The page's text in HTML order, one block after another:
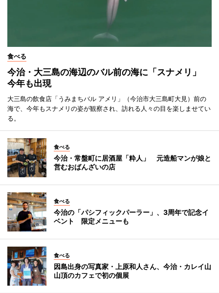
食べる
今治・大三島の海辺のバル前の海に「スナメリ」
今年も出現
大三島の飲食店「うみまちバル アメリ」（今治市大三島町大見）前の
海で、今年もスナメリの姿が観察され、訪れる人々の目を楽しませてい
る。
食べる
今治・常盤町に居酒屋「粋人」 元造船マンが娘と
営むおばんざいの店
食べる
今治の「パシフィックパーラー」、3周年で記念イ
ベント 限定メニューも
食べる
因島出身の写真家・上原和人さん、今治・カレイ山
山頂のカフェで初の個展